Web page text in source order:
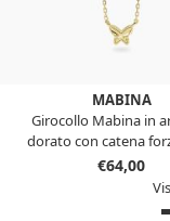
MABINA
Girocollo Mabina in
dorato con catena
farfalla VOILÀ
€64,00